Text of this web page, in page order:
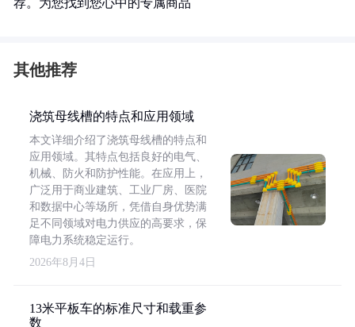
荐。为您找到您心中的专属商品
其他推荐
浇筑母线槽的特点和应用领域
本文详细介绍了浇筑母线槽的特点和
应用领域。其特点包括良好的电气、
机械、防火和防护性能。在应用上，
广泛用于商业建筑、工业厂房、医院
和数据中心等场所，凭借自身优势满
足不同领域对电力供应的高要求，保
障电力系统稳定运行。
2026年8月4日
13米平板车的标准尺寸和载重参
数